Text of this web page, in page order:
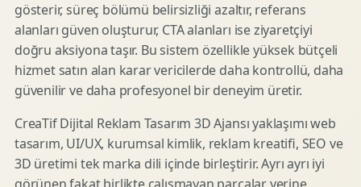
gösterir, süreç bölümü belirsizliği azaltır, referans
alanları güven oluşturur, CTA alanları ise ziyaretçiyi
doğru aksiyona taşır. Bu sistem özellikle yüksek bütçeli
hizmet satın alan karar vericilerde daha kontrollü, daha
güvenilir ve daha profesyonel bir deneyim üretir.
CreaTif Dijital Reklam Tasarım 3D Ajansı yaklaşımı web
tasarım, UI/UX, kurumsal kimlik, reklam kreatifi, SEO ve
3D üretimi tek marka dili içinde birleştirir. Ayrı ayrı iyi